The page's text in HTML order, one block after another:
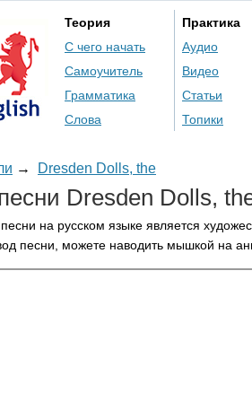
Теория
С чего начать
Самоучитель
Грамматика
Слова
Практика
Аудио
Видео
Статьи
Топики
→ Dresden Dolls, the
Dresden Dolls,
на русском языке является
песни, можете наводить мышкой на